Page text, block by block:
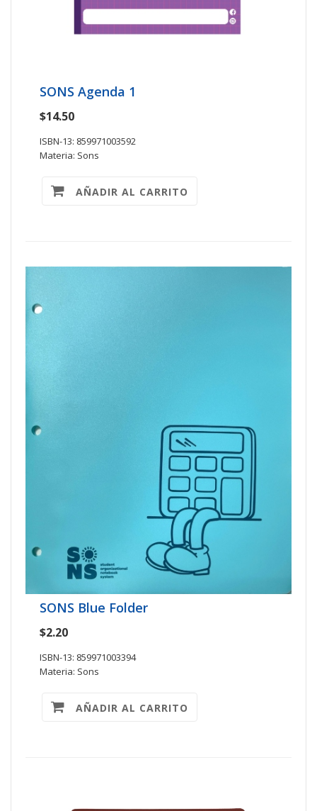
SONS Agenda 1
$14.50
ISBN-13: 859971003592
Materia: Sons
AÑADIR AL CARRITO
SONS Blue Folder
$2.20
ISBN-13: 859971003394
Materia: Sons
AÑADIR AL CARRITO